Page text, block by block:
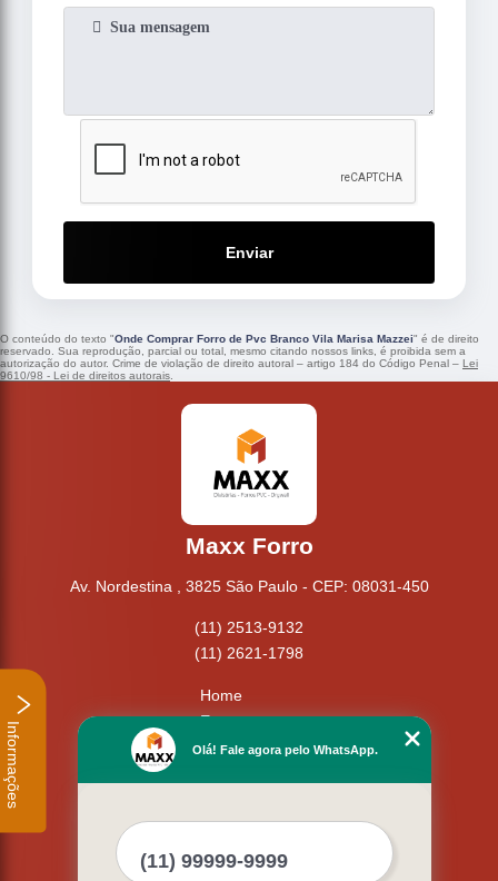
Enviar
O conteúdo do texto "Onde Comprar Forro de Pvc Branco Vila Marisa Mazzei" é de direito
reservado. Sua reprodução, parcial ou total, mesmo citando nossos links, é proibida sem a
autorização do autor. Crime de violação de direito autoral – artigo 184 do Código Penal – Lei
9610/98 - Lei de direitos autorais.
Maxx Forro
Av. Nordestina , 3825 São Paulo - CEP: 08031-450
(11) 2513-9132
(11) 2621-1798
Home
Empresa
Missão
Mapa do site
Informações Olá! Fale agora pelo WhatsApp.